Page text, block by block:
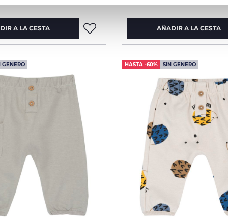
A LA CESTA AÑADIR A LA CESTA
GENERO HASTA -60% SIN GENERO